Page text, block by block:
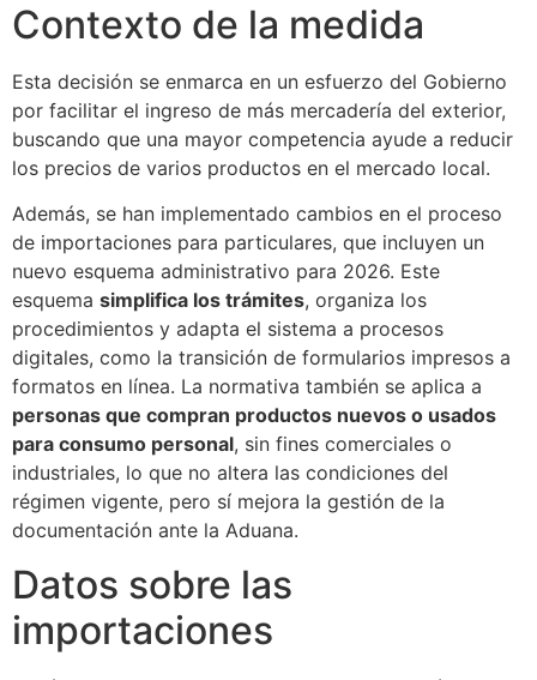
Contexto de la medida
Esta decisión se enmarca en un esfuerzo del Gobierno
por facilitar el ingreso de más mercadería del exterior,
buscando que una mayor competencia ayude a reducir
los precios de varios productos en el mercado local.
Además, se han implementado cambios en el proceso
de importaciones para particulares, que incluyen un
nuevo esquema administrativo para 2026. Este
esquema simplifica los trámites, organiza los
procedimientos y adapta el sistema a procesos
digitales, como la transición de formularios impresos a
formatos en línea. La normativa también se aplica a
personas que compran productos nuevos o usados
para consumo personal, sin fines comerciales o
industriales, lo que no altera las condiciones del
régimen vigente, pero sí mejora la gestión de la
documentación ante la Aduana.
Datos sobre las
importaciones